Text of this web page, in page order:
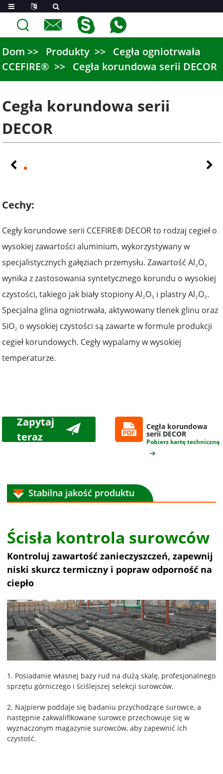
Dom Produkty
Cegła ogniotrwała
CCEFIRE®
Cegła korundowa serii DECOR
Cegła korundowa serii
DECOR
Cechy:
Cegły korundowe serii CCEFIRE® DECOR to rodzaj cegieł o
wysokiej zawartości aluminium, wykorzystywany w
specjalistycznych gałęziach przemysłu. Zawartość Al₂O₃
wynika z zastosowania syntetycznego korundu o wysokiej
czystości, takiego jak biały stopiony Al₂O₃ i plastry Al₂O₃.
Specjalna glina ogniotrwała, aktywowany tlenek glinu oraz
SiO₂ o wysokiej czystości są zawarte w formule produkcji
cegieł korundowych. Cegły wypalamy w wysokiej
temperaturze.
Zapytaj
teraz
Cegła korundowa
serii DECOR
Pobierz kartę techniczną
Stabilna jakość produktu
Ścisła kontrola surowców
Kontroluj zawartość zanieczyszczeń, zapewnij
niski skurcz termiczny i popraw odporność na
ciepło
1. Posiadanie własnej bazy rud na dużą skalę, profesjonalnego
sprzętu górniczego i ściślejszej selekcji surowców.
2. Najpierw poddaje się badaniu przychodzące surowce, a
następnie zakwalifikowane surowce przechowuje się w
wyznaczonym magazynie surowców, aby zapewnić ich
czystość.